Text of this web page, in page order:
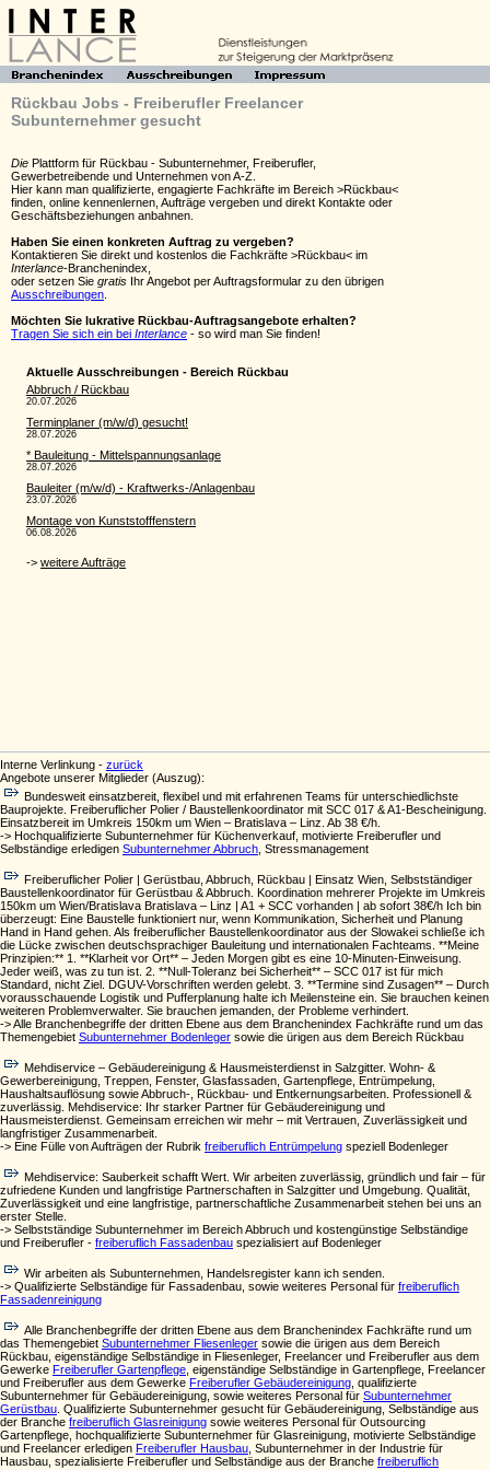
Rückbau Jobs - Freiberufler Freelancer
Subunternehmer gesucht
Die Plattform für Rückbau - Subunternehmer, Freiberufler,
Gewerbetreibende und Unternehmen von A-Z.
Hier kann man qualifizierte, engagierte Fachkräfte im Bereich >Rückbau<
finden, online kennenlernen, Aufträge vergeben und direkt Kontakte oder
Geschäftsbeziehungen anbahnen.
Haben Sie einen konkreten Auftrag zu vergeben?
Kontaktieren Sie direkt und kostenlos die Fachkräfte >Rückbau< im
Interlance-Branchenindex,
oder setzen Sie gratis Ihr Angebot per Auftragsformular zu den übrigen
Ausschreibungen
Möchten Sie lukrative Rückbau-Auftragsangebote erhalten?
Tragen Sie sich ein bei Interlance - so wird man Sie finden!
Interne Verlinkung - zurück
Angebote unserer Mitglieder (Auszug):
Bundesweit einsatzbereit, flexibel und mit erfahrenen Teams für unterschiedlichste
Bauprojekte. Freiberuflicher Polier / Baustellenkoordinator mit SCC 017 & A1-Bescheinigung.
Einsatzbereit im Umkreis 150km um Wien – Bratislava – Linz. Ab 38 €/h.
-> Hochqualifizierte Subunternehmer für Küchenverkauf, motivierte Freiberufler und
Selbständige erledigen Subunternehmer Abbruch , Stressmanagement
Freiberuflicher Polier | Gerüstbau, Abbruch, Rückbau | Einsatz Wien, Selbstständiger
Baustellenkoordinator für Gerüstbau & Abbruch. Koordination mehrerer Projekte im Umkreis
150km um Wien/Bratislava Bratislava – Linz | A1 + SCC vorhanden | ab sofort 38€/h Ich bin
überzeugt: Eine Baustelle funktioniert nur, wenn Kommunikation, Sicherheit und Planung
Hand in Hand gehen. Als freiberuflicher Baustellenkoordinator aus der Slowakei schließe ich
die Lücke zwischen deutschsprachiger Bauleitung und internationalen Fachteams. **Meine
Prinzipien:** 1. **Klarheit vor Ort** – Jeden Morgen gibt es eine 10-Minuten-Einweisung.
Jeder weiß, was zu tun ist. 2. **Null-Toleranz bei Sicherheit** – SCC 017 ist für mich
Standard, nicht Ziel. DGUV-Vorschriften werden gelebt. 3. **Termine sind Zusagen** – Durch
vorausschauende Logistik und Pufferplanung halte ich Meilensteine ein. Sie brauchen keinen
weiteren Problemverwalter. Sie brauchen jemanden, der Probleme verhindert.
-> Alle Branchenbegriffe der dritten Ebene aus dem Branchenindex Fachkräfte rund um das
Themengebiet Subunternehmer Bodenleger sowie die ürigen aus dem Bereich Rückbau
Mehdiservice – Gebäudereinigung & Hausmeisterdienst in Salzgitter. Wohn- &
Gewerbereinigung, Treppen, Fenster, Glasfassaden, Gartenpflege, Entrümpelung,
Haushaltsauflösung sowie Abbruch-, Rückbau- und Entkernungsarbeiten. Professionell &
zuverlässig. Mehdiservice: Ihr starker Partner für Gebäudereinigung und
Hausmeisterdienst. Gemeinsam erreichen wir mehr – mit Vertrauen, Zuverlässigkeit und
langfristiger Zusammenarbeit.
-> Eine Fülle von Aufträgen der Rubrik freiberuflich Entrümpelung speziell Bodenleger
Mehdiservice: Sauberkeit schafft Wert. Wir arbeiten zuverlässig, gründlich und fair – für
zufriedene Kunden und langfristige Partnerschaften in Salzgitter und Umgebung. Qualität,
Zuverlässigkeit und eine langfristige, partnerschaftliche Zusammenarbeit stehen bei uns an
erster Stelle.
-> Selbstständige Subunternehmer im Bereich Abbruch und kostengünstige Selbständige
und Freiberufler - freiberuflich Fassadenbau spezialisiert auf Bodenleger
Wir arbeiten als Subunternehmen, Handelsregister kann ich senden.
-> Qualifizierte Selbständige für Fassadenbau, sowie weiteres Personal für freiberuflich
Fassadenreinigung
Alle Branchenbegriffe der dritten Ebene aus dem Branchenindex Fachkräfte rund um
das Themengebiet Subunternehmer Fliesenleger sowie die ürigen aus dem Bereich
Rückbau, eigenständige Selbständige in Fliesenleger, Freelancer und Freiberufler aus dem
Gewerke Freiberufler Gartenpflege , eigenständige Selbständige in Gartenpflege, Freelancer
und Freiberufler aus dem Gewerke Freiberufler Gebäudereinigung , qualifizierte
Subunternehmer für Gebäudereinigung, sowie weiteres Personal für Subunternehmer
Gerüstbau . Qualifizierte Subunternehmer gesucht für Gebäudereinigung, Selbständige aus
der Branche freiberuflich Glasreinigung sowie weiteres Personal für Outsourcing
Gartenpflege, hochqualifizierte Subunternehmer für Glasreinigung, motivierte Selbständige
und Freelancer erledigen Freiberufler Hausbau , Subunternehmer in der Industrie für
Hausbau, spezialisierte Freiberufler und Selbständige aus der Branche freiberuflich